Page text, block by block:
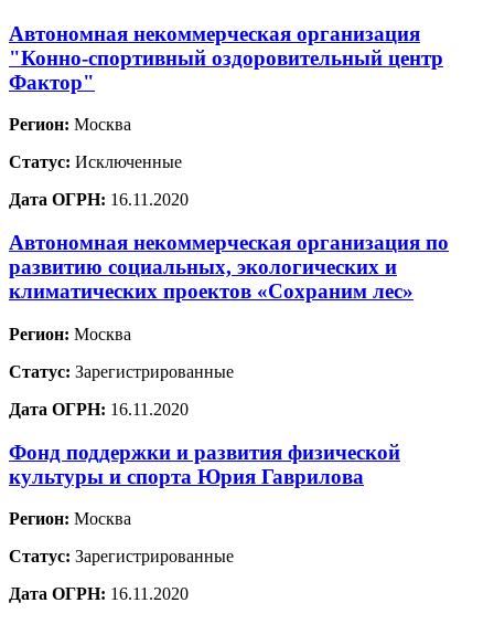
Автономная некоммерческая организация
"Конно-спортивный оздоровительный центр
Фактор"
Регион: Москва
Статус: Исключенные
Дата ОГРН: 16.11.2020
Автономная некоммерческая организация по
развитию социальных, экологических и
климатических проектов «Сохраним лес»
Регион: Москва
Статус: Зарегистрированные
Дата ОГРН: 16.11.2020
Фонд поддержки и развития физической
культуры и спорта Юрия Гаврилова
Регион: Москва
Статус: Зарегистрированные
Дата ОГРН: 16.11.2020